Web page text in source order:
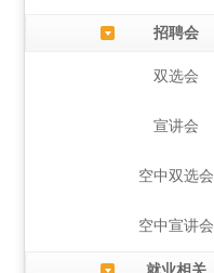
招聘会
双选会
宣讲会
空中双选会
空中宣讲会